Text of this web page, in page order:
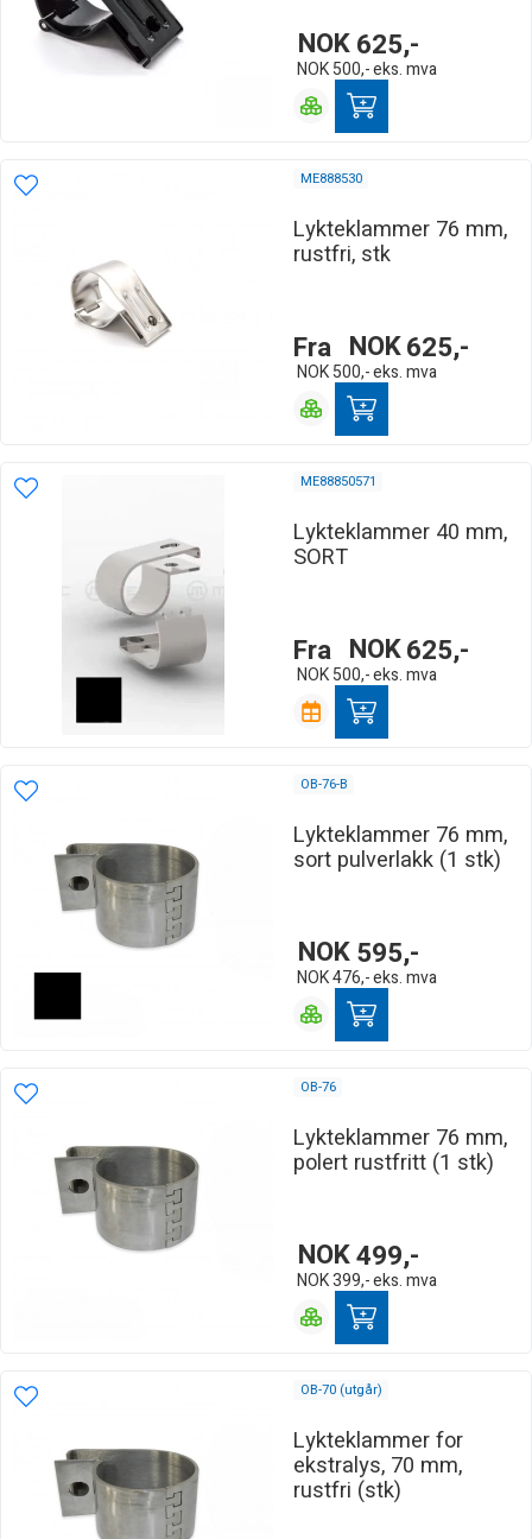
NOK625,-
NOK 500,-eks. mva
ME888530
Lykteklammer 76 mm,
rustfri, stk
Fra NOK625,-
NOK 500,-eks. mva
ME88850571
Lykteklammer 40 mm,
SORT
Fra NOK625,-
NOK 500,-eks. mva
OB-76-B
Lykteklammer 76 mm,
sort pulverlakk (1 stk)
NOK595,-
NOK476,-eks. mva
OB-76
Lykteklammer 76 mm,
polert rustfritt (1 stk)
NOK499,-
NOK399,-eks. mva
OB-70 (utgår)
Lykteklammer for
ekstralys, 70 mm,
rustfri (stk)